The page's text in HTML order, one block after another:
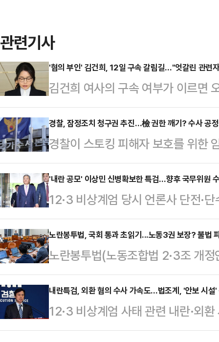
관련기사
'혐의 부인' 김건희, 12일 구속 갈림길…"엇갈린 관련
김건희 여사의 구속 여부가 이르면
우 헌정사상 초유의 전직 대통령 부
에선 김 여사가 조사 과정에서 범행
고, 현재 받고 있는 혐의들이 어느
가능성이 낮지 않다고 내다봤다. 전
진술과 관련하여 김 여사의 영향력
라고 강조했다.8일 법조계에 따르
사는 오는 12일 …
경찰, 잠정조치 청구권 추진…檢 권한 깨기? 수사 공
경찰이 스토킹 피해자 보호를 위한
법원에 청구하고, 경제·금융범죄
집중된 기존 수사구조를 개편하고
이다.법조계에선 가해자 및 범죄자
경찰 권한의 지나친 비대화로 이어
한다고 지적했다. 전문가들은 특히,
민들의 인권 침해 문제도 발생할
은 내용을 포함한 '수사…
'내란 공모' 이상민 신병확보한 특검…향후 국무위원
12·3 비상계엄 당시 언론사 단전·
행정안전부 장관이 1일 구속됐다.
는 국무위원들에 대한 특검팀 수사
성립 여부를 집중적으로 수사할 것
전 법무부 장관과 한덕수 전 총리
엄을 주도적으로 행했는지 여부 파
계에 따르면 서울중앙지법 정재욱
의 구속 전 피의자…
노란봉투법, 국회 통과 초읽기...노동3권 보장? 불법
노란봉투법(노동조합법 2·3조 개
를 통과할 것으로 보이는 가운데 노
지고 있다.노동 3권(단결권, 단체
다는 평가도 나오지만 불법 쟁의 행
기업보다는 노조의 입김이 더욱 세
내란특검, 외환 혐의 수사 가속도…법조계, '안보 시설
12·3 비상계엄 사태 관련 내란·외
(특검)팀이 주요 수사 대상 중 하나